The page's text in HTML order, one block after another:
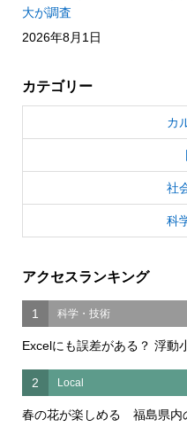
大が調査
2026年8月1日
カテゴリー
カ
社
科
アクセスランキング
1 科学・技術
Excelにも誤差がある？ 浮動
2 Local
春の花が楽しめる 福島県内